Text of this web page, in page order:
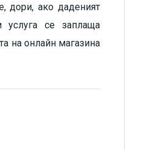
дори, ако даденият
услуга се заплаща
на онлайн магазина